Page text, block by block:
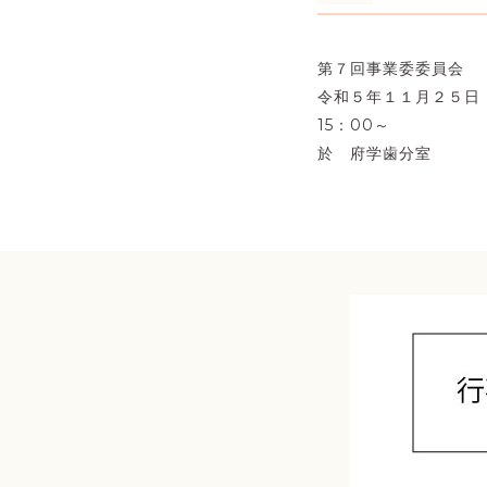
第７回事業委委員会
令和５年１１月２５日
15：00～
於 府学歯分室